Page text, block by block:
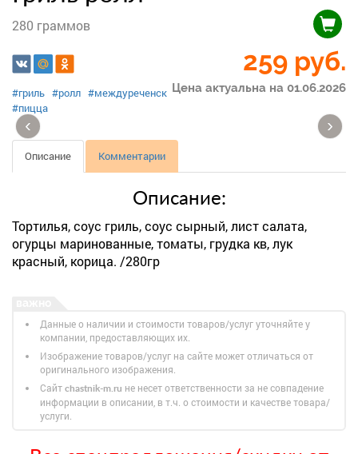
280 граммов
259 руб.
Цена актуальна на 01.06.2026
#гриль #ролл #междуреченск
#пицца
Описание Комментарии
Описание:
Тортилья, соус гриль, соус сырный, лист салата,
огурцы маринованные, томаты, грудка кв, лук
красный, корица. /280гр
Данные о наличии и стоимости товаров/услуг уточняйте у
компании, предоставляющих их.
Изображение товаров/услуг на сайте может отличаться от
оригинального изображения.
Сайт chastnik-m.ru не несет ответственности за не совпадение
информации в описании, в т.ч. о стоимости и качестве товара/
услуги.
‹ ›